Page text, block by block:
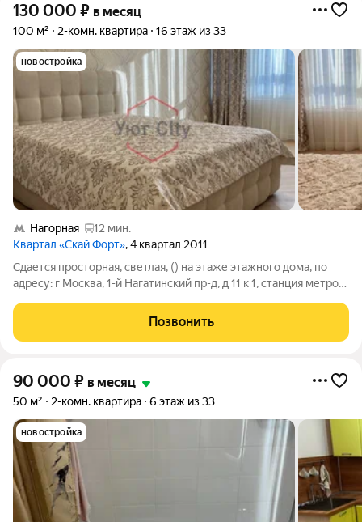
130 000 ₽ в месяц
100 м² 2-комн. квартира 16 этаж из 33
новостройка
Нагорная
12 мин.
Квартал «Скай Форт», 4 квартал 2011
Сдается просторная, светлая, () на этаже этажного дома, по
адресу: г Москва, 1-й Нагатинский пр-д, д 11 к 1, станция метро
Позвонить
90 000 ₽ в месяц
50 м² 2-комн. квартира 6 этаж из 33
новостройка